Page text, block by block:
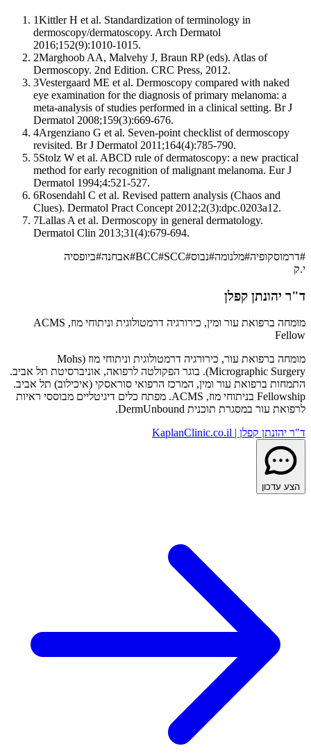
1Kittler H et al. Standardization of terminology in
dermoscopy/dermatoscopy. Arch Dermatol
2016;152(9):1010-1015.
2Marghoob AA, Malvehy J, Braun RP (eds). Atlas of
Dermoscopy. 2nd Edition. CRC Press, 2012.
3Vestergaard ME et al. Dermoscopy compared with naked
eye examination for the diagnosis of primary melanoma: a
meta-analysis of studies performed in a clinical setting. Br J
Dermatol 2008;159(3):669-676.
4Argenziano G et al. Seven-point checklist of dermoscopy
revisited. Br J Dermatol 2011;164(4):785-790.
5Stolz W et al. ABCD rule of dermatoscopy: a new practical
method for early recognition of malignant melanoma. Eur J
Dermatol 1994;4:521-527.
6Rosendahl C et al. Revised pattern analysis (Chaos and
Clues). Dermatol Pract Concept 2012;2(3):dpc.0203a12.
7Lallas A et al. Dermoscopy in general dermatology.
Dermatol Clin 2013;31(4):679-694.
#דרמוסקופיה#מלנומה#נבוס#
BCC#SCC
#אבחנה#ביופסיה
י.ק
ד"ר יהונתן קפלן
מומחה ברפואת עור ומין, כירורגיה דרמטולוגית וניתוחי מוז, ACMS
Fellow
מומחה ברפואת עור, כירורגיה דרמטולוגית וניתוחי מוז (Mohs
Micrographic Surgery). בוגר הפקולטה לרפואה, אוניברסיטת תל אביב.
התמחות ברפואת עור ומין, המרכז הרפואי סוראסקי (איכילוב) תל אביב.
Fellowship בניתוחי מוז, ACMS. מפתח כלים דיגיטליים מבוססי ראיות
לרפואת עור במסגרת תוכנית DermUnbound.
ד"ר יהונתן קפלן | KaplanClinic.co.il
הצע עדכון